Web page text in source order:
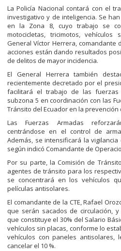
La Policía Nacional contará con el
investigativo y de inteligencia. Se
en la Zona 8, cuyo trabajo se
motocicletas, tricimotos,
General Víctor Herrera, comandante
acciones están dando resultados
de delitos de mayor incidencia.
El General Herrera también
recientemente decretado por el
facilitará el trabajo de las
subzona 5 en coordinación con las
Tránsito del Ecuador en la prevención
Las Fuerzas Armadas
centrándose en el control de
Además, se intensificará la
según indicó Comandante de
Por su parte, la Comisión de
agentes de tránsito para los
se concentrará en los vehículos
películas antisolares.
El comandante de la CTE, Rafael
que serán sacados de circulación,
que constituye el 30% del Salario
vehículos sin placas, conforme lo
vehículos con paneles antisolares,
cancelar el 10 %.